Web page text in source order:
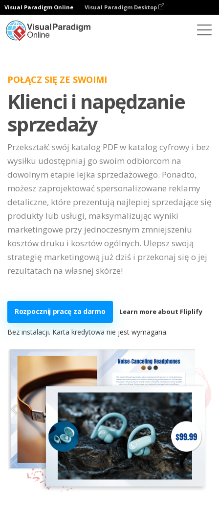
Visual Paradigm Online Visual Paradigm Desktop
POŁĄCZ SIĘ ZE SWOIMI
Klienci i napędzanie
sprzedaży
Przekształć swój katalog PDF w katalog cyfrowy i bez
wysiłku udostępniaj go swoim odbiorcom na
dowolnym etapie lejka sprzedażowego. Ponadto,
możesz zaprojektować spersonalizowane reklamy
detaliczne, które prezentują najlepiej sprzedające się
produkty lub usługi, maksymalizując wyniki
marketingowe przy jednoczesnym zmniejszeniu
kosztów druku i kosztów ogólnych. Ulepsz swoją
strategię marketingową już dziś i przekonaj się o jej
rezultatach na własnej skórze!
Rozpocznij pracę za darmo Learn more about Fliplify
Bez instalacji. Karta kredytowa nie jest wymagana.